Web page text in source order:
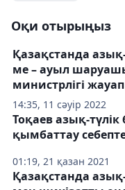
Оқи отырыңыз
14:35, 11 сәуір 2022
Қазақстанда
ме – ауыл
министрлігі жауап
01:19, 21 қазан 2021
Тоқаев азық-
қымбаттау
Қазақстанда